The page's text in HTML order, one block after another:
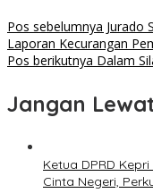
Pos sebelumnya Jurado
Laporan Kecurangan
Pos berikutnya Dalam
Jangan
Ketua DPRD
Cinta Negeri,